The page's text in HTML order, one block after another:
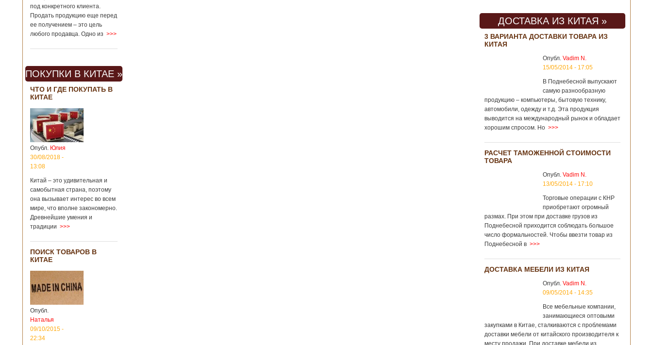
под конкретного клиента.
Продать продукцию еще перед
ее получением – это цель
любого продавца. Одно из >>>
ПОКУПКИ В КИТАЕ »
ЧТО И ГДЕ ПОКУПАТЬ В
КИТАЕ
Опубл. Юлия
30/08/2018 -
13:08
Китай – это удивительная и
самобытная страна, поэтому
она вызывает интерес во всем
мире, что вполне закономерно.
Древнейшие умения и
традиции >>>
ПОИСК ТОВАРОВ В
КИТАЕ
Опубл.
Наталья
09/10/2015 -
22:34
ДОСТАВКА ИЗ КИТАЯ »
3 ВАРИАНТА ДОСТАВКИ ТОВАРА ИЗ
КИТАЯ
Опубл. Vadim N.
15/05/2014 - 17:05
В Поднебесной выпускают
самую разнообразную
продукцию – компьютеры, бытовую технику,
автомобили, одежду и т.д. Эта продукция
выводится на международный рынок и обладает
хорошим спросом. Но >>>
РАСЧЕТ ТАМОЖЕННОЙ СТОИМОСТИ
ТОВАРА
Опубл. Vadim N.
13/05/2014 - 17:10
Торговые операции с КНР
приобретают огромный
размах. При этом при доставке грузов из
Поднебесной приходится соблюдать большое
число формальностей. Чтобы ввезти товар из
Поднебесной в >>>
ДОСТАВКА МЕБЕЛИ ИЗ КИТАЯ
Опубл. Vadim N.
09/05/2014 - 14:35
Все мебельные компании,
занимающиеся оптовыми
закупками в Китае, сталкиваются с проблемами
доставки мебели от китайского производителя к
месту продажи. При доставке мебели из